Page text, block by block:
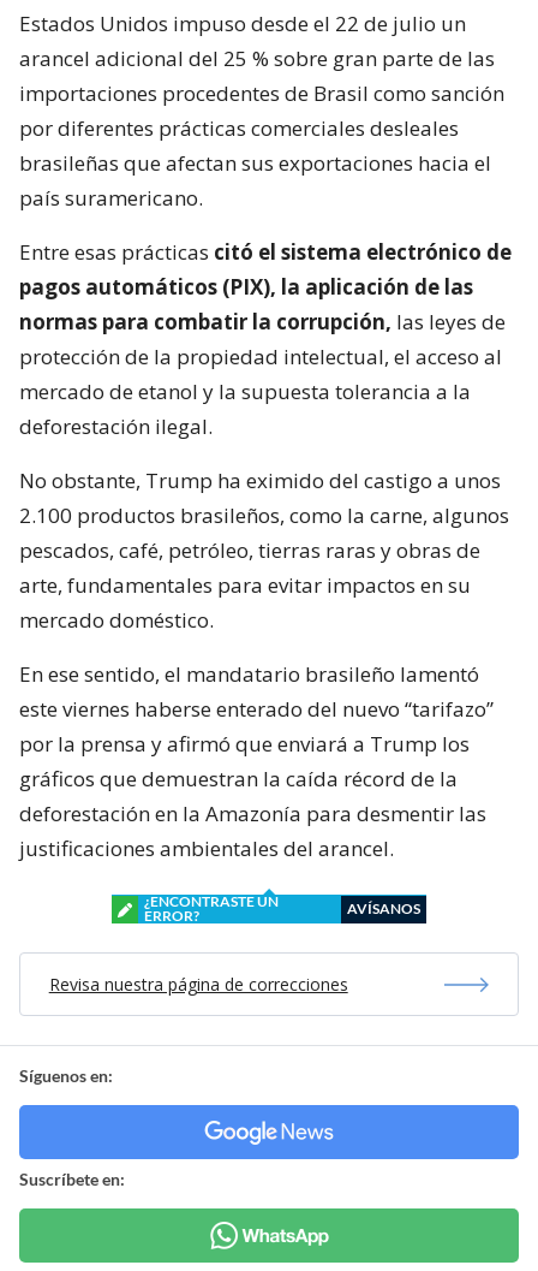
Estados Unidos impuso desde el 22 de julio un
arancel adicional del 25 % sobre gran parte de las
importaciones procedentes de Brasil como sanción
por diferentes prácticas comerciales desleales
brasileñas que afectan sus exportaciones hacia el
país suramericano.
Entre esas prácticas citó el sistema electrónico de
pagos automáticos (PIX), la aplicación de las
normas para combatir la corrupción, las leyes de
protección de la propiedad intelectual, el acceso al
mercado de etanol y la supuesta tolerancia a la
deforestación ilegal.
No obstante, Trump ha eximido del castigo a unos
2.100 productos brasileños, como la carne, algunos
pescados, café, petróleo, tierras raras y obras de
arte, fundamentales para evitar impactos en su
mercado doméstico.
En ese sentido, el mandatario brasileño lamentó
este viernes haberse enterado del nuevo “tarifazo”
por la prensa y afirmó que enviará a Trump los
gráficos que demuestran la caída récord de la
deforestación en la Amazonía para desmentir las
justificaciones ambientales del arancel.
¿ENCONTRASTE UN
ERROR?
AVÍSANOS
Revisa nuestra página de correcciones
Síguenos en:
Suscríbete en: